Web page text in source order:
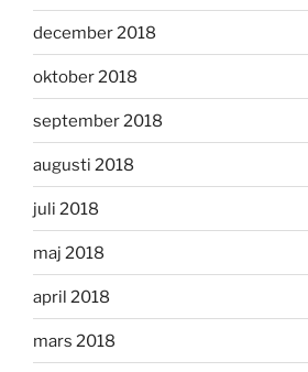
december 2018
oktober 2018
september 2018
augusti 2018
juli 2018
maj 2018
april 2018
mars 2018